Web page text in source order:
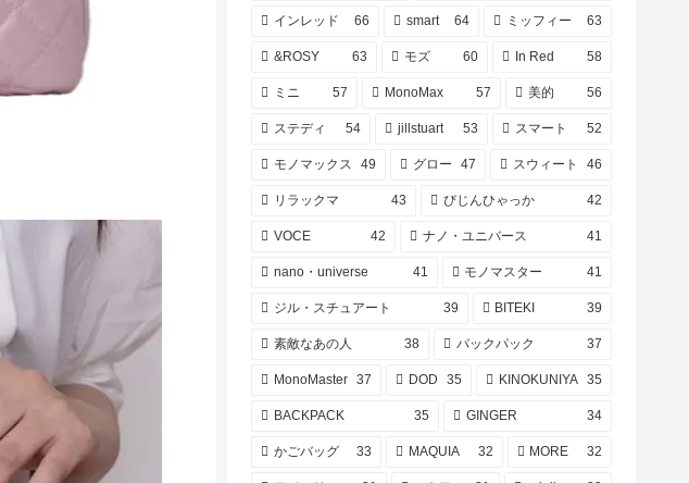
インレッド 66 smart 64 ミッフィー 63
&ROSY 63 モズ 60 In Red 58
ミニ 57 MonoMax 57 美的 56
ステディ 54 jillstuart 53 スマート 52
モノマックス 49 グロー 47 スウィート 46
リラックマ 43 びじんひゃっか 42
VOCE 42 ナノ・ユニバース 41
nano・universe 41 モノマスター 41
ジル・スチュアート 39 BITEKI 39
素敵なあの人 38 バックパック 37
MonoMaster 37 DOD 35 KINOKUNIYA 35
BACKPACK 35 GINGER 34
かごバッグ 33 MAQUIA 32 MORE 32